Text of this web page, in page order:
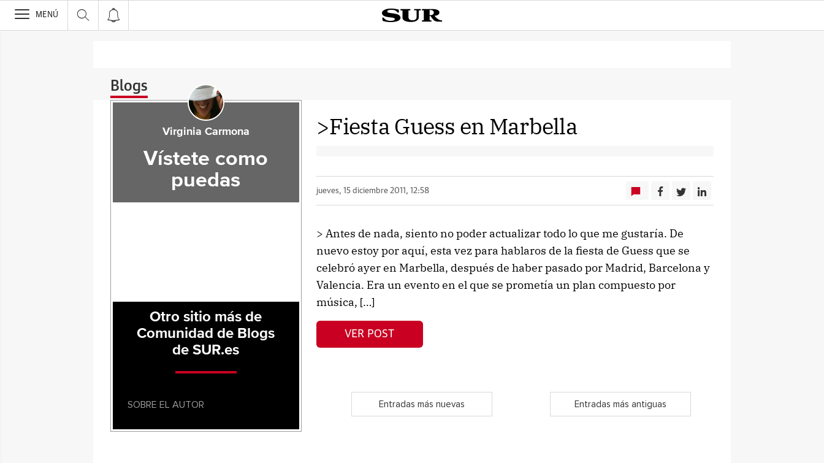
>
MENÚ
Blogs
>Fiesta Guess en Marbella
jueves, 15 diciembre 2011, 12:58
> Antes de nada, siento no poder actualizar todo lo que me gustaría. De
nuevo estoy por aquí, esta vez para hablaros de la fiesta de Guess que se
celebró ayer en Marbella, después de haber pasado por Madrid, Barcelona y
Valencia. Era un evento en el que se prometía un plan compuesto por
música, […]
VER POST
Entradas más nuevas Entradas más antiguas
Virginia Carmona
Vístete como
puedas
Otro sitio más de
Comunidad de Blogs
de SUR.es
SOBRE EL AUTOR